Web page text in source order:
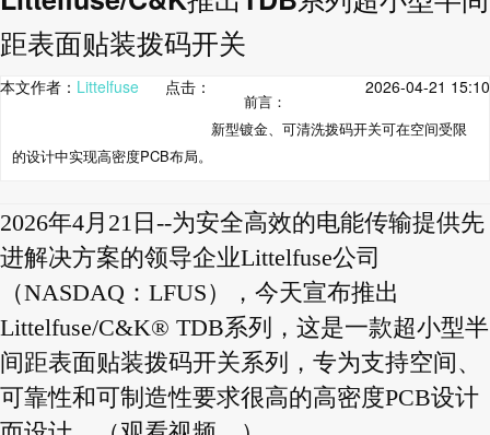
距表面贴装拨码开关
本文作者： Littelfuse 点击： 2026-04-21 15:10
前言：
新型镀金、可清洗拨码开关可在空间受限
的设计中实现高密度PCB布局。
2026年4月21日--为安全高效的电能传输提供先
进解决方案的领导企业Littelfuse公司
（NASDAQ：LFUS），今天宣布推出
Littelfuse/C&K® TDB系列，这是一款超小型半
间距表面贴装拨码开关系列，专为支持空间、
可靠性和可制造性要求很高的高密度PCB设计